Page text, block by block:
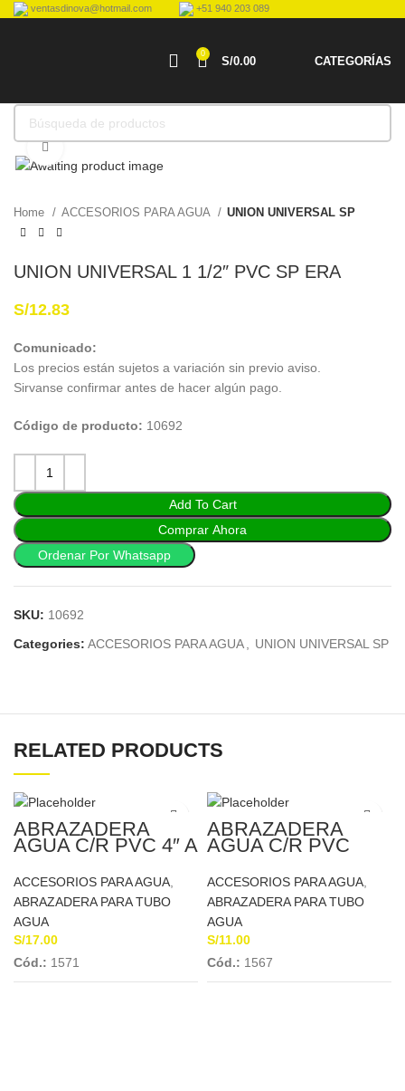
ventasdinova@hotmail.com +51 940 203 089
0
S/0.00 CATEGORÍAS
Home ACCESORIOS PARA AGUA UNION UNIVERSAL SP
UNION UNIVERSAL 1 1/2″ PVC SP ERA
S/12.83
Comunicado:
Los precios están sujetos a variación sin previo aviso.
Sirvanse confirmar antes de hacer algún pago.
Código de producto: 10692
Add To Cart
Comprar Ahora
Ordenar Por Whatsapp
SKU: 10692
Categories: ACCESORIOS PARA AGUA UNION UNIVERSAL SP
RELATED PRODUCTS
ABRAZADERA
AGUA C/R PVC 4″ A
ACCESORIOS PARA AGUA
ABRAZADERA PARA TUBO
AGUA
S/17.00
Cód.: 1571
ABRAZADERA
AGUA C/R PVC
CONCYSSA
ACCESORIOS PARA AGUA
ABRAZADERA PARA TUBO
AGUA
S/11.00
Cód.: 1567